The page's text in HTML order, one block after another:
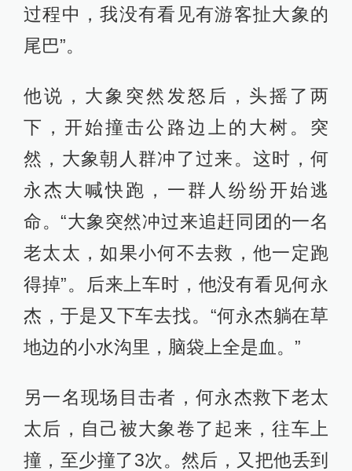
过程中，我没有看见有游客扯大象的
尾巴”。
他说，大象突然发怒后，头摇了两
下，开始撞击公路边上的大树。突
然，大象朝人群冲了过来。这时，何
永杰大喊快跑，一群人纷纷开始逃
命。“大象突然冲过来追赶同团的一名
老太太，如果小何不去救，他一定跑
得掉”。后来上车时，他没有看见何永
杰，于是又下车去找。“何永杰躺在草
地边的小水沟里，脑袋上全是血。”
另一名现场目击者，何永杰救下老太
太后，自己被大象卷了起来，往车上
撞，至少撞了3次。然后，又把他丢到